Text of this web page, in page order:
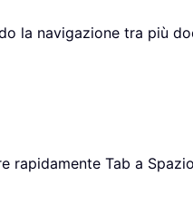
la navigazione tra più
Tab a